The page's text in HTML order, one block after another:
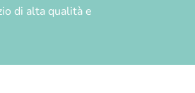
di alta qualità e